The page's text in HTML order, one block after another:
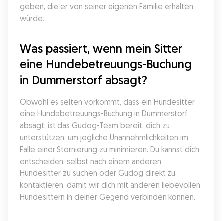
geben, die er von seiner eigenen Familie erhalten
würde.
Was passiert, wenn mein Sitter
eine Hundebetreuungs-Buchung
in Dummerstorf absagt?
Obwohl es selten vorkommt, dass ein Hundesitter
eine Hundebetreuungs-Buchung in Dummerstorf
absagt, ist das Gudog-Team bereit, dich zu
unterstützen, um jegliche Unannehmlichkeiten im
Falle einer Stornierung zu minimieren. Du kannst dich
entscheiden, selbst nach einem anderen
Hundesitter zu suchen oder Gudog direkt zu
kontaktieren, damit wir dich mit anderen liebevollen
Hundesittern in deiner Gegend verbinden können.